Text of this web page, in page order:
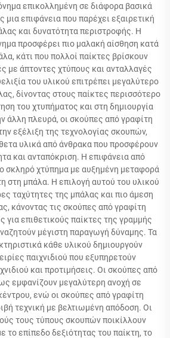
επικολλημένη σε διάφορα βασικά
μια επιφάνεια που παρέχει εξαιρετική
και δυνατότητα περιστροφής. Η
προσφέρει πιο μαλακή αίσθηση κατά
κάτι που πολλοί παίκτες βρίσκουν
με άπτοντες χτύπους και ανταλλαγές
του υλικού επιτρέπει μεγαλύτερο
δίνοντας στους παίκτες περισσότερο
του χτυπήματος και στη δημιουργία
άλλη πλευρά, οι σκούπες από γραφίτη
εξέλιξη της τεχνολογίας σκουπών,
υλικά από άνθρακα που προσφέρουν
και ανταπόκριση. Η επιφάνεια από
σκληρό χτύπημα με αυξημένη μεταφορά
στη μπάλα. Η επιλογή αυτού του υλικού
ταχύτητες της μπάλας και πιο άμεση
κάνοντας τις σκούπες από γραφίτη
για επιθετικούς παίκτες της γραμμής
μέγιστη παραγωγή δύναμης. Τα
κάθε υλικού δημιουργούν
παιχνιδιού που εξυπηρετούν
και προτιμήσεις. Οι σκούπες από
εμφανίζουν μεγαλύτερη ανοχή σε
ενώ οι σκούπες από γραφίτη
τεχνική με βελτιωμένη απόδοση. Οι
τους τύπους σκουπών ποικίλλουν
το επίπεδο δεξιότητας του παίκτη, το